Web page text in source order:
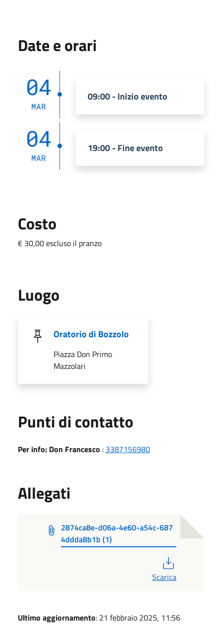
Date e orari
04
MAR
09:00 - Inizio evento
04
MAR
19:00 - Fine evento
Costo
€ 30,00 escluso il pranzo
Luogo
Oratorio di Bozzolo
Piazza Don Primo
Mazzolari
Punti di contatto
Per info: Don Francesco : 3387156980
Allegati
2874ca8e-d06a-4e60-a54c-687
4ddda8b1b (1)
Scarica
Ultimo aggiornamento: 21 febbraio 2025, 11:56